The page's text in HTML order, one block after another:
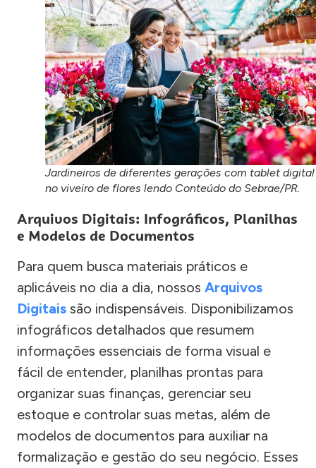
Jardineiros de diferentes gerações com tablet digital
no viveiro de flores lendo Conteúdo do Sebrae/PR.
Arquivos Digitais: Infográficos, Planilhas
e Modelos de Documentos
Para quem busca materiais práticos e
aplicáveis no dia a dia, nossos Arquivos
Digitais são indispensáveis. Disponibilizamos
infográficos detalhados que resumem
informações essenciais de forma visual e
fácil de entender, planilhas prontas para
organizar suas finanças, gerenciar seu
estoque e controlar suas metas, além de
modelos de documentos para auxiliar na
formalização e gestão do seu negócio. Esses